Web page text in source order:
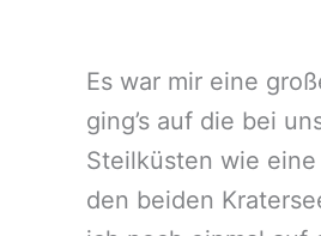
Es war mir eine
ging’s auf die bei
Steilküsten wie
den beiden